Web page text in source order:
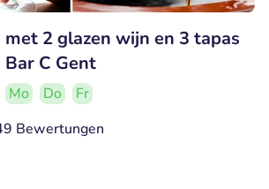
2 glazen wijn en 3 tapas
C Gent
Mo Do
Fr
Bewertungen